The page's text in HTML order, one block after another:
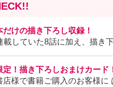
だけの描き下ろし収録！
載していた8話に加え、描き
定！描き下ろしおまけカード
店様で書籍ご購入のお客様に